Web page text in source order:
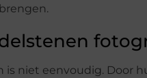
is niet eenvoudig. Door